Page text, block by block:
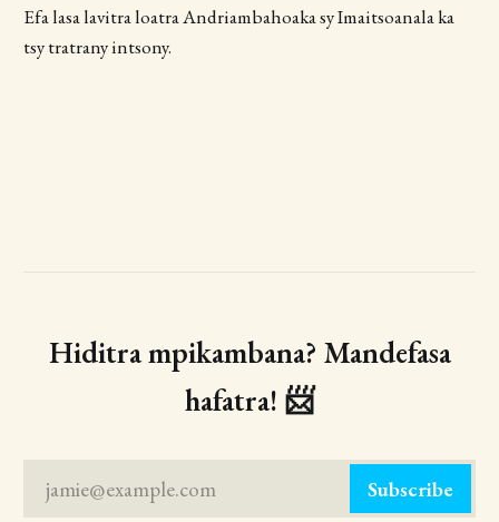
Efa lasa lavitra loatra Andriambahoaka sy Imaitsoanala ka
tsy tratrany intsony.
Hiditra mpikambana? Mandefasa
hafatra! 📨
jamie@example.com Subscribe